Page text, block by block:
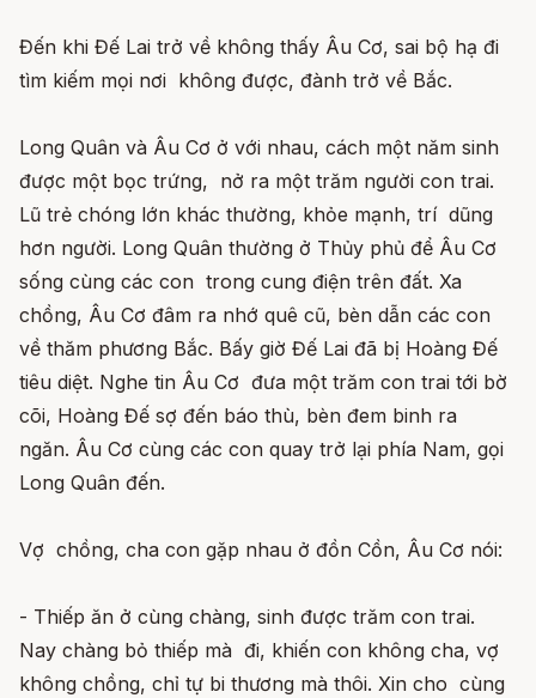
Đến khi Đế Lai trở về không thấy Âu Cơ, sai bộ hạ đi
tìm kiếm mọi nơi không được, đành trở về Bắc.
Long Quân và Âu Cơ ở với nhau, cách một năm sinh
được một bọc trứng, nở ra một trăm người con trai.
Lũ trẻ chóng lớn khác thường, khỏe mạnh, trí dũng
hơn người. Long Quân thường ở Thủy phủ để Âu Cơ
sống cùng các con trong cung điện trên đất. Xa
chồng, Âu Cơ đâm ra nhớ quê cũ, bèn dẫn các con
về thăm phương Bắc. Bấy giờ Đế Lai đã bị Hoàng Đế
tiêu diệt. Nghe tin Âu Cơ đưa một trăm con trai tới bờ
cõi, Hoàng Đế sợ đến báo thù, bèn đem binh ra
ngăn. Âu Cơ cùng các con quay trở lại phía Nam, gọi
Long Quân đến.
Vợ chồng, cha con gặp nhau ở đồn Cồn, Âu Cơ nói:
- Thiếp ăn ở cùng chàng, sinh được trăm con trai.
Nay chàng bỏ thiếp mà đi, khiến con không cha, vợ
không chồng, chỉ tự bi thương mà thôi. Xin cho cùng